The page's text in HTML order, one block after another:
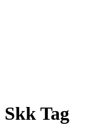
Skk Tag